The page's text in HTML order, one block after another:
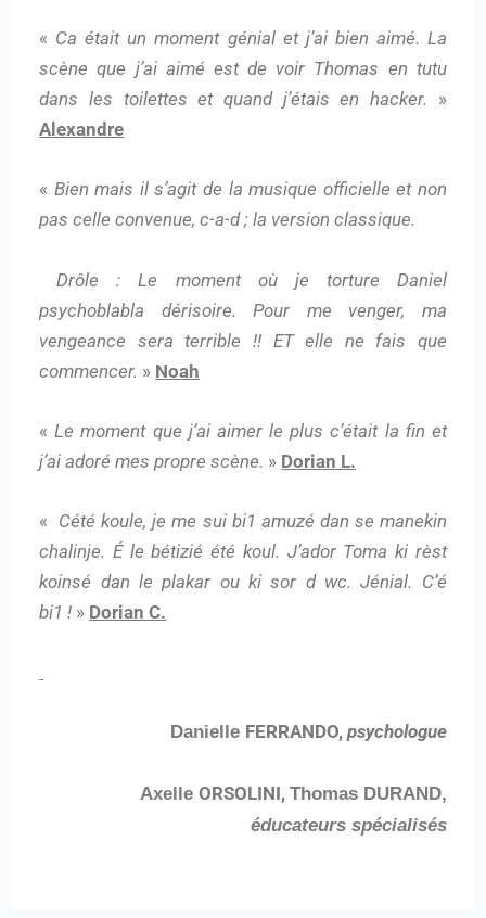
« Ca était un moment génial et j’ai bien aimé. La
scène que j’ai aimé est de voir Thomas en tutu
dans les toilettes et quand j’étais en hacker.
»
Alexandre
« Bien mais il s’agit de la musique officielle et non
pas celle convenue, c-a-d ; la version classique.
Drôle : Le moment où je torture Daniel
psychoblabla dérisoire. Pour me venger, ma
vengeance sera terrible !! ET elle ne fais que
commencer. » Noah
«Le moment que j’ai aimer le plus c’était la fin et
j’ai adoré mes propre scène. » Dorian L.
« Cété koule, je me sui bi1 amuzé dan se manekin
chalinje. É le bétizié été koul. J’adorToma ki rèst
koinsé dan le plakar ou ki sor d wc. Jénial. C’é
bi1 ! » Dorian C.
Danielle FERRANDO, psychologue
Axelle ORSOLINI, Thomas DURAND,
éducateurs spécialisés